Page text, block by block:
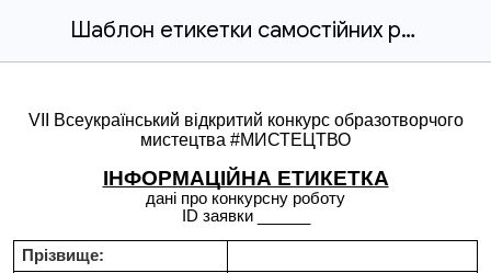
Шаблон етикетки самостійних робіт учасників
VII Всеукраїнський відкритий конкурс образотворчого
мистецтва #МИСТЕЦТВО
ІНФОРМАЦІЙНА ЕТИКЕТКА
дані про конкурсну роботу
ID заявки ______
Прізвище: